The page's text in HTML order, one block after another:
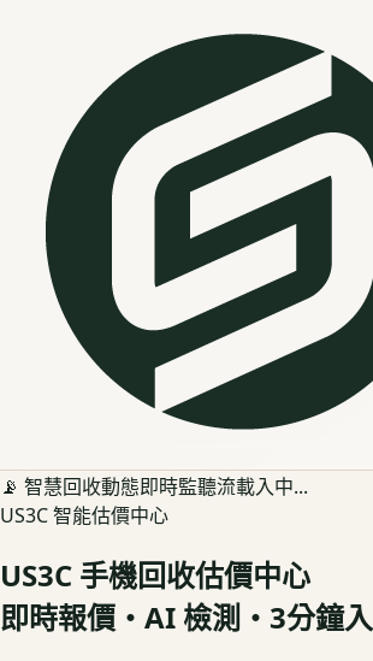
📡 智慧回收動態即時監聽流載入中...
US3C 智能估價中心
US3C 手機回收估價中心
即時報價・AI 檢測・3分鐘